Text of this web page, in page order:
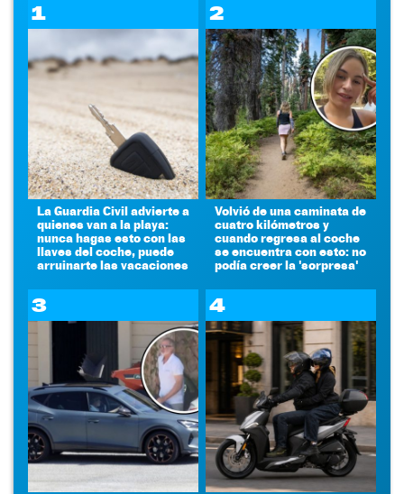
1
La Guardia Civil advierte a
quienes van a la playa:
nunca hagas esto con las
llaves del coche, puede
arruinarte las vacaciones
2
Volvió de una caminata de
cuatro kilómetros y
cuando regresa al coche
se encuentra con esto: no
podía creer la 'sorpresa'
3 4